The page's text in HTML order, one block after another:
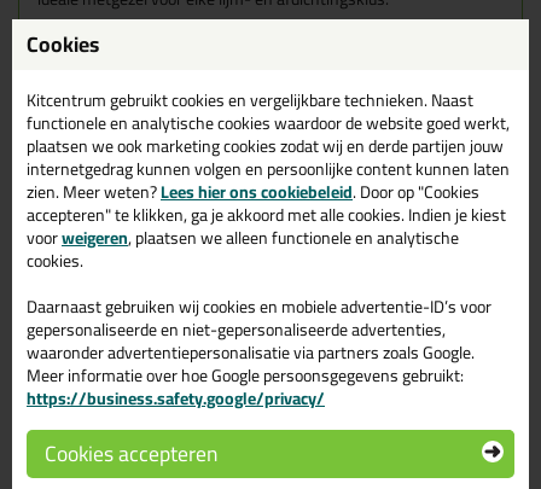
Werktijd
ongeveer 20 worsten van 600ml* verwerken. De range van
400ml worsten licht hier ergens tussenin. Of dit iets meer of
minder is hangt natuurlijk wel af van het materiaal dat jij
verwerkt. Zijn het stuggere kitten? Dan kost dat meer energie.
Ook de temperatuur speelt hier een kleine rol. Bij koudere
temperaturen worden de meeste kitten en lijmen wat harder
waardoor ze iets lastiger aan te brengen zijn. Het grote voordeel
van dit elektrische kitpistool blijft natuurlijk wel dat je daar zélf
geen moeite voor hoeft te doen!
De bijgeleverde batterij heeft een oplaadsnelheid van ongeveer 1
uur. Wanneer je 2 accu's hebt kun je dus bijna constant wisselen
van accu en hierdoor in een goed tempo doorwerken wanneer je
een extreem grote klus hebt.
*Ga jij worsten van 600ml verwerken? Gebruik dan deIrion
Powerjet-Li 600. Worsten met inhoud van 600ml passen niet in
de uitvoering die je nu bekijkt.
Cookies
Kitcentrum gebruikt cookies en vergelijkbare technieken. Naast
functionele en analytische cookies waardoor de website goed werkt,
plaatsen we ook marketing cookies zodat wij en derde partijen jouw
internetgedrag kunnen volgen en persoonlijke content kunnen laten
zien. Meer weten?Lees hier ons cookiebeleid. Door op "Cookies
accepteren" te klikken, ga je akkoord met alle cookies. Indien je kiest
voorweigeren, plaatsen we alleen functionele en analytische
cookies.
Daarnaast gebruiken wij cookies en mobiele advertentie-ID’s voor
gepersonaliseerde en niet-gepersonaliseerde advertenties,
waaronder advertentiepersonalisatie via partners zoals Google.
Meer informatie over hoe Google persoonsgegevens gebruikt:
https://business.safety.google/privacy/
Cookies accepteren